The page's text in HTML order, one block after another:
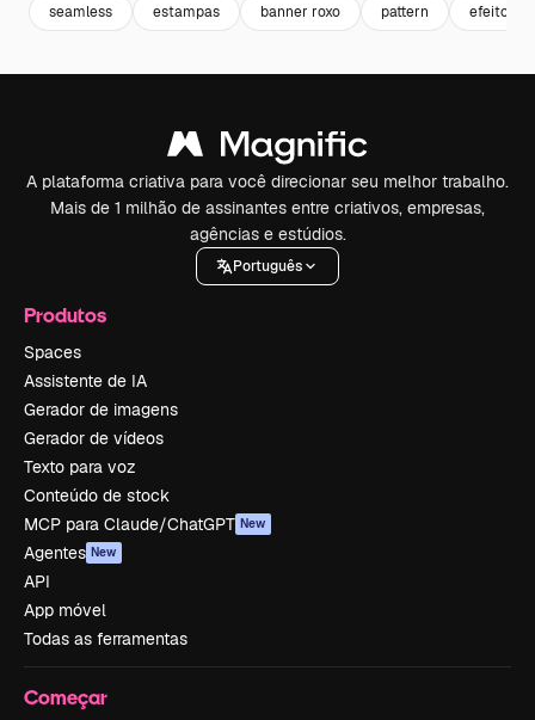
seamless estampas banner roxo pattern efeitos
A plataforma criativa para você direcionar seu melhor trabalho.
Mais de 1 milhão de assinantes entre criativos, empresas,
agências e estúdios.
Português
Produtos
Spaces
Assistente de IA
Gerador de imagens
Gerador de vídeos
Texto para voz
Conteúdo de stock
MCP para Claude/ChatGPT New
Agentes New
API
App móvel
Todas as ferramentas
Começar